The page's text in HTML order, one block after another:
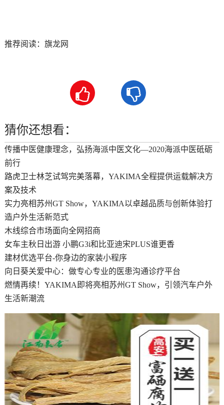
推荐阅读： 旗龙网
 
猜你还想看：
传播中医健康理念，弘扬海派中医文化—2020海派中医砥砺
前行
路虎卫士林芝试驾完美落幕，YAKIMA全程提供运载解决方
案及技术
实力亮相苏州GT Show，YAKIMA以卓越品质与创新体验打
造户外生活新范式
木线综合市场面向全网招商
女车主秋日出游 小鹏G3i和比亚迪宋PLUS谁更香
建材优选平台-你身边的家装小程序
向日葵关爱中心：做专心专业的医患沟通诊疗平台
燃情再续！YAKIMA即将亮相苏州GT Show，引领汽车户外
生活新潮流